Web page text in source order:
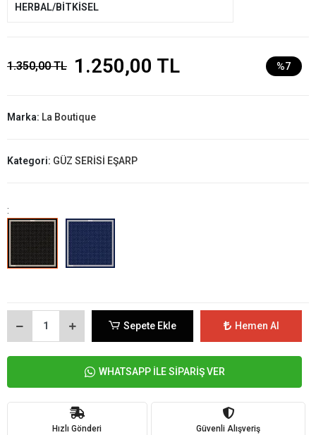
HERBAL/BİTKİSEL
1.350,00 TL 1.250,00 TL %7
Marka: La Boutique
Kategori: GÜZ SERİSİ EŞARP
:
Sepete Ekle Hemen Al
WHATSAPP İLE SİPARİŞ VER
Hızlı Gönderi Güvenli Alışveriş